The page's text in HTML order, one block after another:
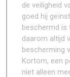
de veiligheid
goed hij
beschermd is
daarom altijd
bescherming
Kortom, een
niet alleen